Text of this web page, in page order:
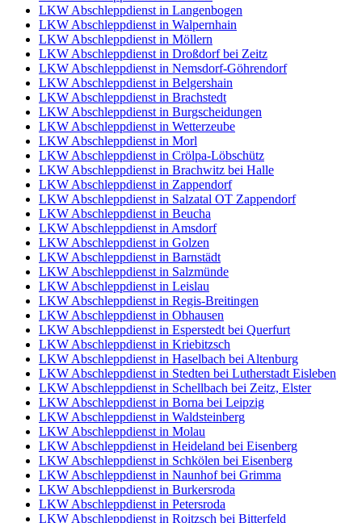
LKW Abschleppdienst in Langenbogen
LKW Abschleppdienst in Walpernhain
LKW Abschleppdienst in Möllern
LKW Abschleppdienst in Droßdorf bei Zeitz
LKW Abschleppdienst in Nemsdorf-Göhrendorf
LKW Abschleppdienst in Belgershain
LKW Abschleppdienst in Brachstedt
LKW Abschleppdienst in Burgscheidungen
LKW Abschleppdienst in Wetterzeube
LKW Abschleppdienst in Morl
LKW Abschleppdienst in Crölpa-Löbschütz
LKW Abschleppdienst in Brachwitz bei Halle
LKW Abschleppdienst in Zappendorf
LKW Abschleppdienst in Salzatal OT Zappendorf
LKW Abschleppdienst in Beucha
LKW Abschleppdienst in Amsdorf
LKW Abschleppdienst in Golzen
LKW Abschleppdienst in Barnstädt
LKW Abschleppdienst in Salzmünde
LKW Abschleppdienst in Leislau
LKW Abschleppdienst in Regis-Breitingen
LKW Abschleppdienst in Obhausen
LKW Abschleppdienst in Esperstedt bei Querfurt
LKW Abschleppdienst in Kriebitzsch
LKW Abschleppdienst in Haselbach bei Altenburg
LKW Abschleppdienst in Stedten bei Lutherstadt Eisleben
LKW Abschleppdienst in Schellbach bei Zeitz, Elster
LKW Abschleppdienst in Borna bei Leipzig
LKW Abschleppdienst in Waldsteinberg
LKW Abschleppdienst in Molau
LKW Abschleppdienst in Heideland bei Eisenberg
LKW Abschleppdienst in Schkölen bei Eisenberg
LKW Abschleppdienst in Naunhof bei Grimma
LKW Abschleppdienst in Burkersroda
LKW Abschleppdienst in Petersroda
LKW Abschleppdienst in Roitzsch bei Bitterfeld